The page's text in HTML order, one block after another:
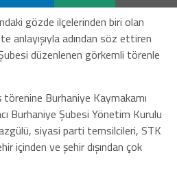
gözde ilçelerinden biri olan
anlayışıyla adından söz ettiren
düzenlenen görkemli törenle
törenine Burhaniye Kaymakamı
Burhaniye Şubesi Yönetim Kurulu
siyasi parti temsilcileri, STK
içinden ve şehir dışından çok